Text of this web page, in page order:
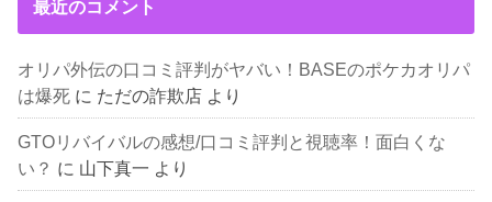
最近のコメント
オリパ外伝の口コミ評判がヤバい！BASEのポケカオリパ
は爆死 に ただの詐欺店 より
GTOリバイバルの感想/口コミ評判と視聴率！面白くな
い？ に 山下真一 より